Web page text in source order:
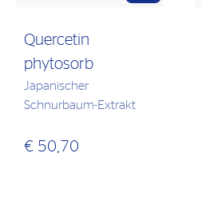
Quercetin
phytosorb
Japanischer
Schnurbaum-Extrakt
€ 50,70